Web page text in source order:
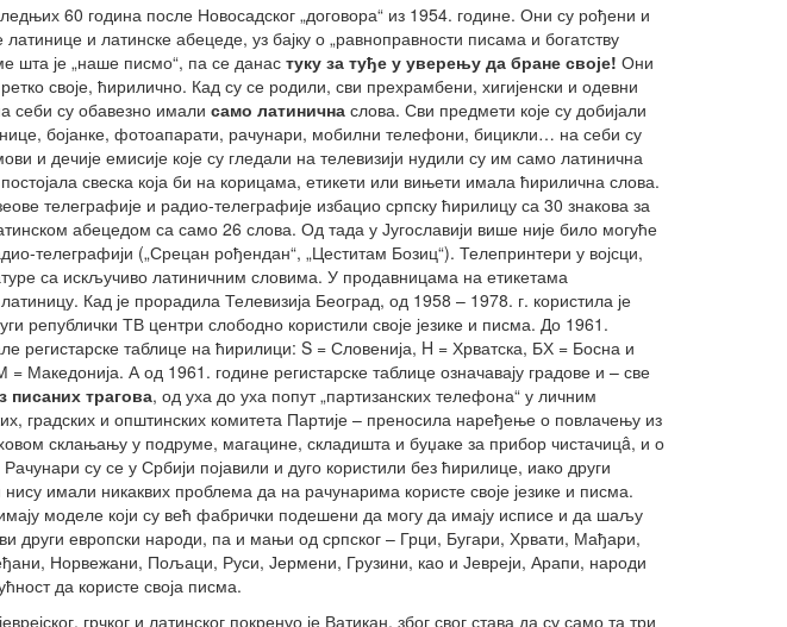
60 година после Новосадског „договора“ из 1954. године. Они су рођени и
и латинске абецеде, уз бајку о „равноправности писама и богатству
шта је „наше писмо“, па се данастуку за туђе у уверењу да бране своје! Они
своје, ћирилично. Кад су се родили, сви прехрамбени, хигијенски и одевни
себи су обавезно имали само латиничнаслова. Сви предмети које су добијали
бојанке, фотоапарати, рачунари, мобилни телефони, бицикли… на себи су
и дечије емисије које су гледали на телевизији нудили су им само латинична
свеска која би на корицама, етикети или вињети имала ћирилична слова.
телеграфије и радио-телеграфије избацио српску ћирилицу са 30 знакова за
абецедом са само 26 слова. Од тада у Југославији више није било могуће
телеграфији („Срецан рођендан“, „Цеститам Бозиц“). Телепринтери у војсци,
са искључиво латиничним словима. У продавницама на етикетама
Кад је прорадила Телевизија Београд, од 1958 – 1978. г. користила је
републички ТВ центри слободно користили своје језике и писма. До 1961.
регистарске таблице на ћирилици: S = Словенија, H = Хрватска, БХ = Босна и
А од 1961. године регистарске таблице означавају градове и – све
писаних трагова, од уха до уха попут „партизанских телефона“ у личним
градских и општинских комитета Партије – преносила наређење о повлачењу из
склањању у подруме, магацине, складишта и буџаке за прибор чистачицâ, и о
су се у Србији појавили и дуго користили без ћирилице, иако други
имали никаквих проблема да на рачунарима користе своје језике и писма.
моделе који су већ фабрички подешени да могу да имају исписе и да шаљу
други европски народи, па и мањи од српског – Грци, Бугари, Хрвати, Мађари,
Норвежани, Пољаци, Руси, Јермени, Грузини, као и Јевреји, Арапи, народи
да користе своја писма.
грчког и латинског покренуо је Ватикан, због свог става да су само та три